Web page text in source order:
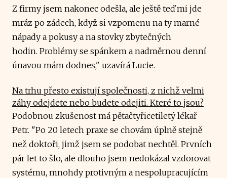
Z firmy jsem nakonec odešla, ale ještě teď mi jde
mráz po zádech, když si vzpomenu na ty marné
nápady a pokusy a na stovky zbytečných
hodin. Problémy se spánkem a nadměrnou denní
únavou mám dodnes," uzavírá Lucie.
Na trhu přesto existují společnosti, z nichž velmi
záhy odejdete nebo budete odejiti. Které to jsou?
Podobnou zkušenost má pětačtyřicetiletý lékař
Petr. "Po 20 letech praxe se chovám úplně stejně
než doktoři, jimž jsem se podobat nechtěl. Prvních
pár let to šlo, ale dlouho jsem nedokázal vzdorovat
systému, mnohdy protivným a nespolupracujícím